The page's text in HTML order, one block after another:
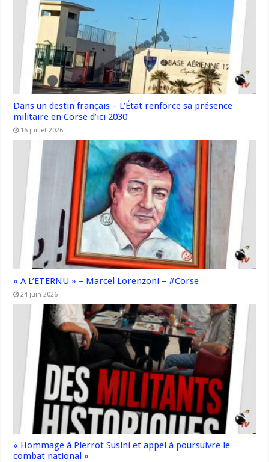
Dans un destin français – L’État renforce sa présence
militaire en Corse d’ici 2030
16 juillet 2026
« A L’ETERNU » – Marcel Lorenzoni – #Corse
24 juin 2026
« Hommage à Pierrot Susini et appel à poursuivre le
combat national »